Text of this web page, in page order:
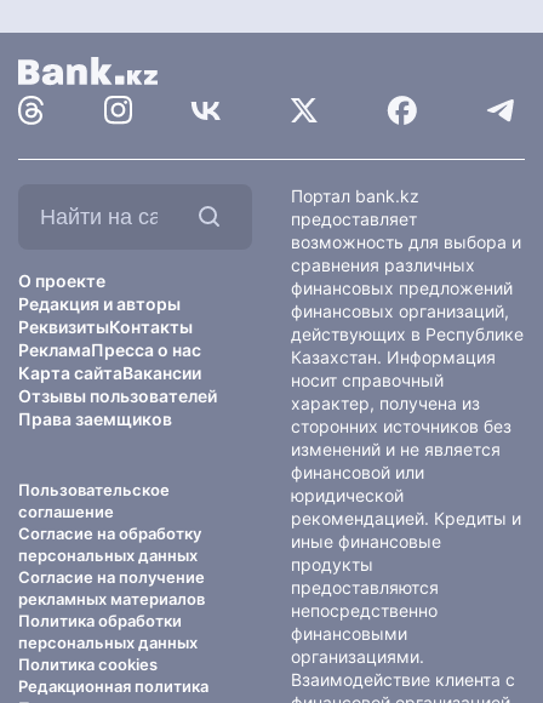
О проекте
Редакция и авторы
РеквизитыКонтакты
РекламаПресса о нас
Карта сайтаВакансии
Отзывы пользователей
Права заемщиков
Пользовательское
соглашение
Согласие на обработку
персональных данных
Согласие на получение
рекламных материалов
Политика обработки
персональных данных
Политика cookies
Редакционная политика
Портал bank.kz
предоставляет
возможность для выбора и
сравнения различных
финансовых предложений
финансовых организаций,
действующих в Республике
Казахстан. Информация
носит справочный
характер, получена из
сторонних источников без
изменений и не является
финансовой или
юридической
рекомендацией. Кредиты и
иные финансовые
продукты
предоставляются
непосредственно
финансовыми
организациями.
Взаимодействие клиента с